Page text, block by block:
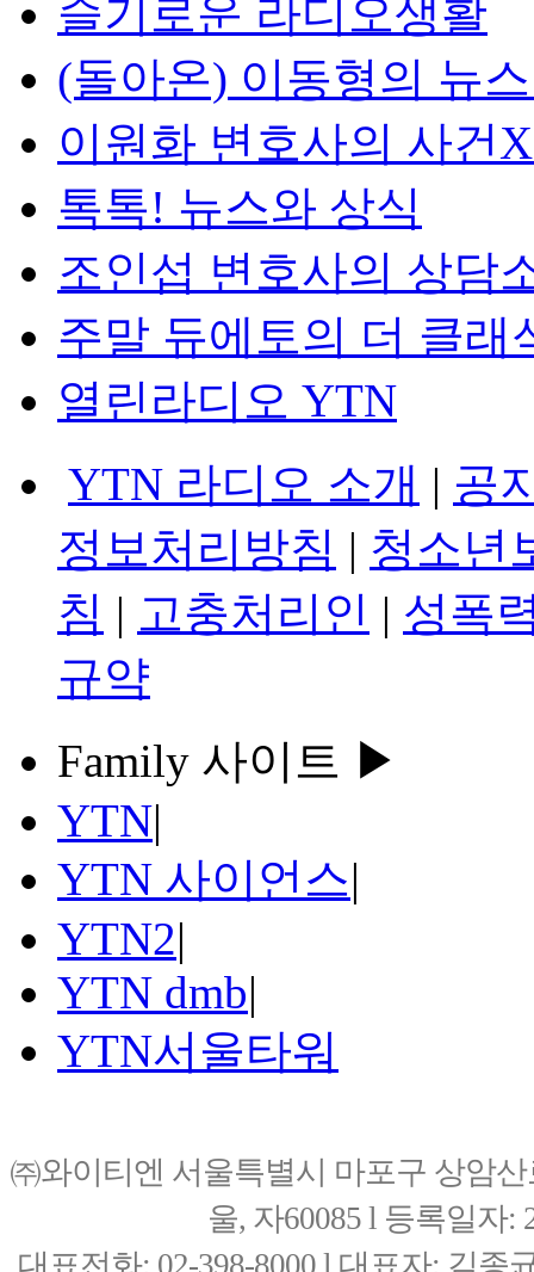
슬기로운 라디오생활
(돌아온) 이동형의 뉴
이원화 변호사의 사건
톡톡! 뉴스와 상식
조인섭 변호사의 상담
주말 듀에토의 더 클래
열린라디오 YTN
YTN 라디오 소개 | 공
정보처리방침 | 청소년
침 | 고충처리인 | 성폭
규약
Family 사이트 ▶
YTN|
YTN 사이언스|
YTN2|
YTN dmb|
YTN서울타워
㈜와이티엔 서울특별시 마포구 상암
울, 자60085 l 등록일자:
대표전화: 02-398-8000 l 대표자: 김종